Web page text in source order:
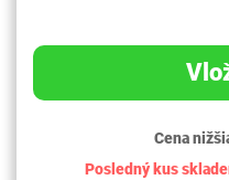
Cena
Posledný kus